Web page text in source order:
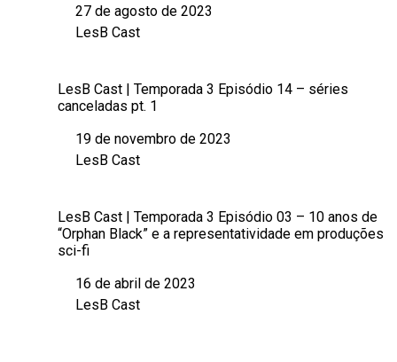
Data
27 de agosto de 2023
Em relação a
LesB Cast
LesB Cast | Temporada 3 Episódio 14 – séries
canceladas pt. 1
Data19 de novembro de 2023
Em relação a
LesB Cast
LesB Cast | Temporada 3 Episódio 03 – 10 anos de
“Orphan Black” e a representatividade em produções
sci-fi
Data16 de abril de 2023
Em relação a
LesB Cast